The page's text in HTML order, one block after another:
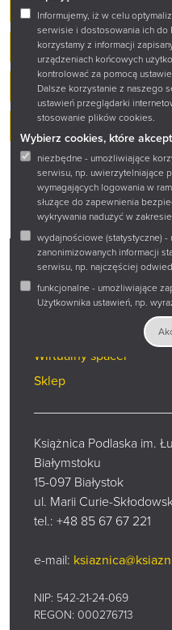
Informujemy, iż w celu
serwisie i dostosowania ich do
korzystamy z informacji
urządzeniach końcowych
kontrolować za pomocą
Dalsze korzystanie z naszego
ustawień przeglądarki
stosowanie plików cookies.
Wybierz cookies, które
niezbędne - umożliwiające
serwisu, np. uwierzytelniające
wymagających logowania w
służące do zapewnienia
wykrywania nadużyć w
wydajnościowe (statystyczne)
zanonimizowanych informacji
serwisu, np. najczęściej
funkcjonalne - umożliwiające
Użytkownika ustawień, np.
Bibliografia regionalna
Elektroniczne Katalogi
KATALOG GŁÓWNY
Zamówienia online
FacebookTwitter InstagramYouTube
Wirtualny spacer
Sklep
Książnica Podlaska im.
Białymstoku
15-097 Białystok
ul. Marii Curie-
tel.: +48 85 67 67 221
e-mail:
NIP: 542-21-24-069
REGON: 000276713